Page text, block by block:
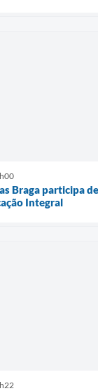
Braga participa
Integral